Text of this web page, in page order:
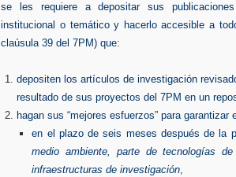
se les requiere
a depositar sus
institucional o temático y hacerlo accesible a
claúsula 39 del 7PM) que:
depositen los artículos de investigación
resultado de sus proyectos del 7PM en un
hagan sus “mejores esfuerzos” para
en el plazo de seis meses después de la
medio ambiente, parte de tecnologías
infraestructuras de investigación,